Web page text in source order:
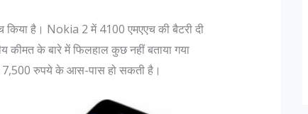
किया है। Nokia 2 में 4100 एमएएच की बैटरी दी
के बारे में फिलहाल कुछ नहीं बताया गया
7,500 रुपये के आस-पास हो सकती है।